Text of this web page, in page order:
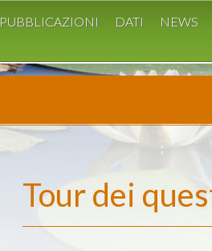
PUBBLICAZIONI DATI NEWS
Tour dei